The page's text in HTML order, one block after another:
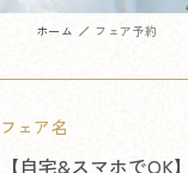
ホーム フェア予約
フェア名
【自宅&スマホで